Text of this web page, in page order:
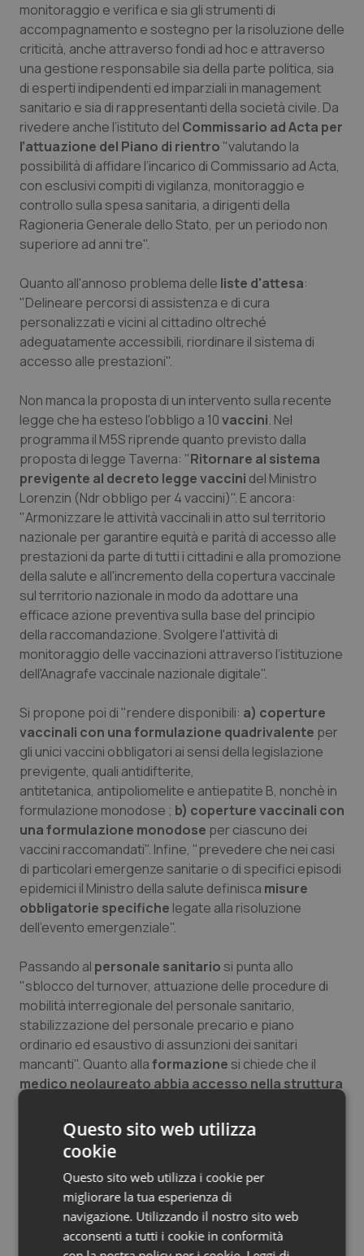
Quotidiano Chirurgia
Quotidiano Oncologia
Quotidiano Pediatria
Rene & patologie urogenitali
Salute orale & impianti
Sangue & coagulazione
Tumore al seno
Tumore ovarico
Tumori del Polmone & Testa Collo
Tumori gastrointestinali
Ulcera & Reflusso
Vaccini
monitoraggio e verifica e sia gli strumenti di
accompagnamento e sostegno per la risoluzione delle
criticità, anche attraverso fondi ad hoc e attraverso
una gestione responsabile sia della parte politica, sia
di esperti indipendenti ed imparziali in management
sanitario e sia di rappresentanti della società civile. Da
rivedere anche l’istituto del Commissario ad Acta per
l’attuazione del Piano di rientro "valutando la
possibilità di affidare l’incarico di Commissario ad Acta,
con esclusivi compiti di vigilanza, monitoraggio e
controllo sulla spesa sanitaria, a dirigenti della
Ragioneria Generale dello Stato, per un periodo non
superiore ad anni tre".
Quanto all'annoso problema delle liste d'attesa:
"Delineare percorsi di assistenza e di cura
personalizzati e vicini al cittadino oltreché
adeguatamente accessibili, riordinare il sistema di
accesso alle prestazioni".
Non manca la proposta di un intervento sulla recente
legge che ha esteso l'obbligo a 10vaccini. Nel
programma il M5S riprende quanto previsto dalla
proposta di legge Taverna: "Ritornare al sistema
previgente al decreto legge vaccini del Ministro
Lorenzin (Ndr obbligo per 4 vaccini)". E ancora:
"Armonizzare le attività vaccinali in atto sul territorio
nazionale per garantire equità e parità di accesso alle
prestazioni da parte di tutti i cittadini e alla promozione
della salute e all'incremento della copertura vaccinale
sul territorio nazionale in modo da adottare una
efficace azione preventiva sulla base del principio
della raccomandazione. Svolgere l'attività di
monitoraggio delle vaccinazioni attraverso l’istituzione
dell'Anagrafe vaccinale nazionale digitale".
Si propone poi di "rendere disponibili: a) coperture
vaccinali con una formulazione quadrivalente per
gli unici vaccini obbligatori ai sensi della legislazione
previgente, quali antidifterite,
antitetanica, antipoliomelite e antiepatite B, nonchè in
formulazione monodose ; b) coperture vaccinali con
una formulazione monodose per ciascuno dei
vaccini raccomandati". Infine, "prevedere che nei casi
di particolari emergenze sanitarie o di specifici episodi
epidemici il Ministro della salute definisca misure
obbligatorie specifiche legate alla risoluzione
dell'evento emergenziale".
Passando al personale sanitario si punta allo
"sblocco del turnover, attuazione delle procedure di
mobilità interregionale del personale sanitario,
stabilizzazione del personale precario e piano
ordinario ed esaustivo di assunzioni dei sanitari
mancanti". Quanto allaformazione si chiede che il
medico neolaureato abbia accesso nella struttura
tecnico-pratiche necessarie allo svolgimento della
specializzazione medica prescelta, con la possibilità di
continuare a svolgere la sua attività di medico
specialista anche nella medesima struttura in cui si è
formato". Realizzare, dunque, il cosiddetto "Ospedale
d'insegnamento" integrato "da un punto di vista
didattico-formativo da parte degli Atenei, invertendo il
Questo sito web utilizza
cookie
Questo sito web utilizza i cookie per
migliorare la tua esperienza di
navigazione. Utilizzando il nostro sito web
acconsenti a tutti i cookie in conformità